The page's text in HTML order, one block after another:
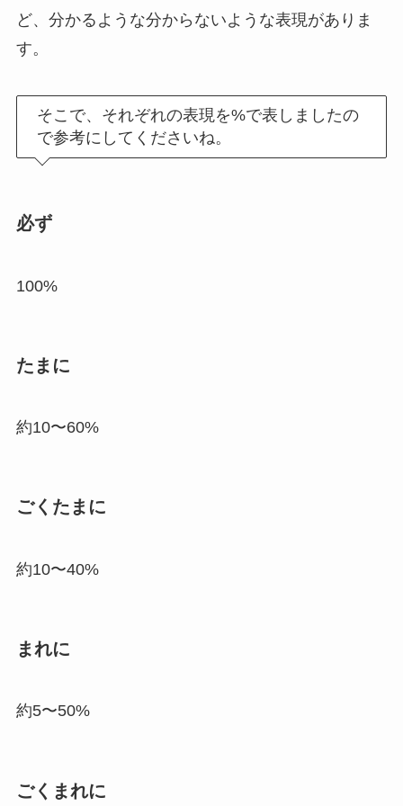
ど、分かるような分からないような表現がありま
す。
そこで、それぞれの表現を%で表しましたの
で参考にしてくださいね。
必ず
100%
たまに
約10〜60%
ごくたまに
約10〜40%
まれに
約5〜50%
ごくまれに